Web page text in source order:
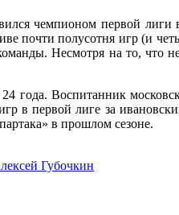
чемпионом первой лиги
почти полусотня игр (и
Несмотря на то, что
года. Воспитанник
в первой лиге за
в прошлом сезоне.
Губочкин